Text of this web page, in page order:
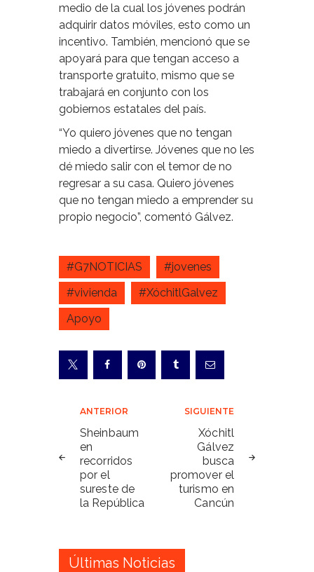
medio de la cual los jóvenes podrán
adquirir datos móviles, esto como un
incentivo. También, mencionó que se
apoyará para que tengan acceso a
transporte gratuito, mismo que se
trabajará en conjunto con los
gobiernos estatales del país.
“Yo quiero jóvenes que no tengan
miedo a divertirse. Jóvenes que no les
dé miedo salir con el temor de no
regresar a su casa. Quiero jóvenes
que no tengan miedo a emprender su
propio negocio”, comentó Gálvez.
#G7NOTICIAS
#jovenes
#vivienda
#XóchitlGalvez
Apoyo
Navegación
de
entradas
ANTERIOR
Sheinbaum
en
recorridos
por el
sureste de
la República
SIGUIENTE
Xóchitl
Gálvez
busca
promover el
turismo en
Cancún
Últimas Noticias